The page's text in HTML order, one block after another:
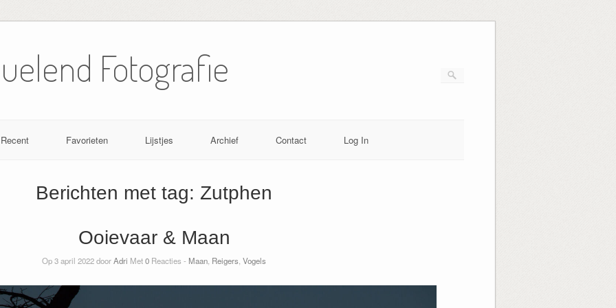
Fotografie
Recent Favorieten Lijstjes Archief Contact Log In
Berichten met tag: Zutphen
Ooievaar & Maan
Op 3 april 2022 doorAdri Met0 Reacties - Maan Reigers Vogels